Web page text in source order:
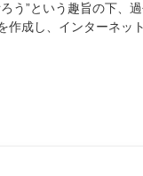
う”という趣旨の下、
作成し、インターネ